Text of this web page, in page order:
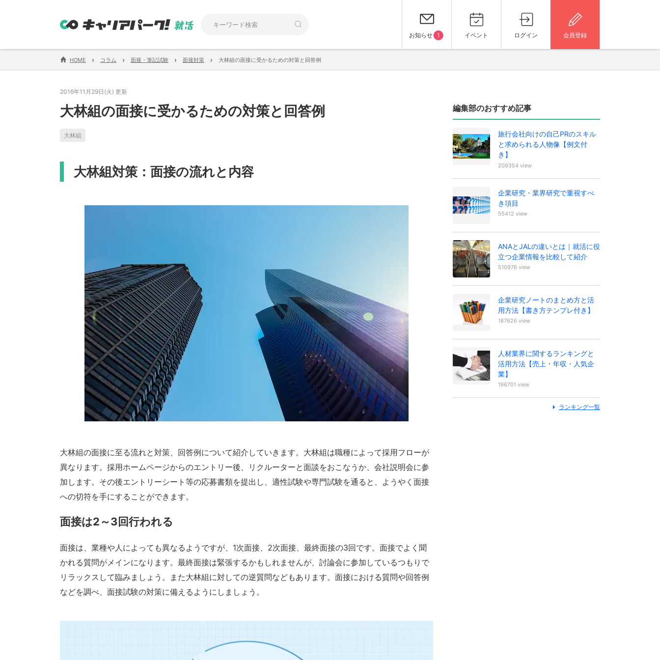
お知らせ 1 イベント ログイン 会員登録
HOME › コラム › 面接・筆記試験 › 面接対策 › 大林組の面接に受かるための対策と回答例
2016年11月29日(火) 更新
大林組の面接に受かるための対策と回答例
大林組
大林組対策：面接の流れと内容
大林組の面接に至る流れと対策、回答例について紹介していきます。大林組は職種によって採用フローが
異なります。採用ホームページからのエントリー後、リクルーターと面談をおこなうか、会社説明会に参
加します。その後エントリーシート等の応募書類を提出し、適性試験や専門試験を通ると、ようやく面接
への切符を手にすることができます。
面接は2～3回行われる
面接は、業種や人によっても異なるようですが、1次面接、2次面接、最終面接の3回です。面接でよく聞
かれる質問がメインになります。最終面接は緊張するかもしれませんが、討論会に参加しているつもりで
リラックスして臨みましょう。また大林組に対しての逆質問などもあります。面接における質問や回答例
などを調べ、面接試験の対策に備えるようにしましょう。
編集部のおすすめ記事
旅行会社向けの自己PRのスキル
と求められる人物像【例文付
き】
209354 view
企業研究・業界研究で重視すべ
き項目
55412 view
ANAとJALの違いとは｜就活に役
立つ企業情報を比較して紹介
510976 view
企業研究ノートのまとめ方と活
用方法【書き方テンプレ付き】
187626 view
人材業界に関するランキングと
活用方法【売上・年収・人気企
業】
196701 view
ランキング一覧